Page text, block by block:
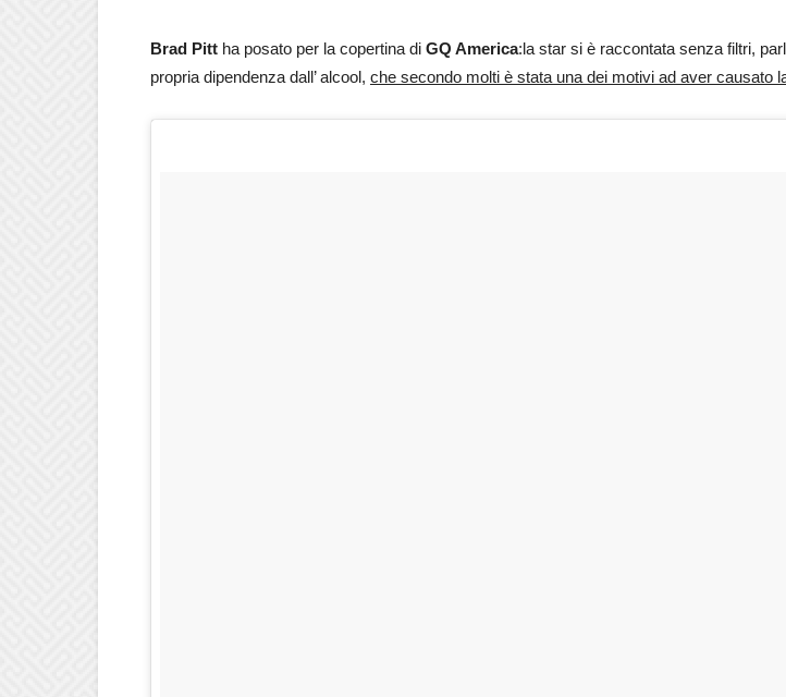
Brad Pitt ha posato per la copertina di GQ America:la star si è raccontata senza filtri,
propria dipendenza dall’ alcool, che secondo molti è stata una dei motivi ad aver causato